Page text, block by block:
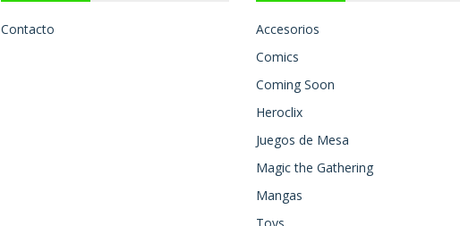
Contacto
Accesorios
Comics
Coming Soon
Heroclix
Juegos de Mesa
Magic the Gathering
Mangas